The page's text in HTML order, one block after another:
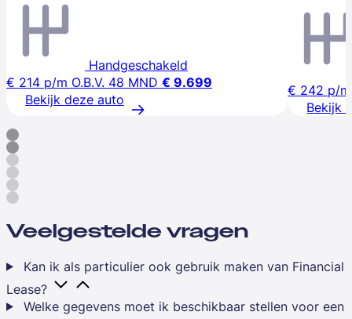
Handgeschakeld
€ 214 p/m O.B.V. 48 MND € 9.699
Bekijk deze auto
€ 242 p/m
Bekijk
Veelgestelde vragen
Kan ik als particulier ook gebruik maken van Financial
Lease?
Welke gegevens moet ik beschikbaar stellen voor een